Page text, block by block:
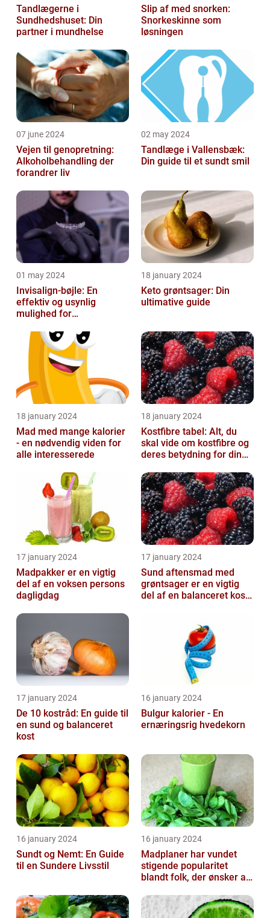
Tandlægerne i
Sundhedshuset: Din
partner i mundhelse
Slip af med snorken:
Snorkeskinne som
løsningen
07 june 2024
Vejen til genopretning:
Alkoholbehandling der
forandrer liv
02 may 2024
Tandlæge i Vallensbæk:
Din guide til et sundt smil
01 may 2024
Invisalign-bøjle: En
effektiv og usynlig
mulighed for
18 january 2024
Keto grøntsager: Din
ultimative guide
18 january 2024
Mad med mange kalorier
- en nødvendig viden for
alle interesserede
18 january 2024
Kostfibre tabel: Alt, du
skal vide om kostfibre og
deres betydning for din
17 january 2024
Madpakker er en vigtig
del af en voksen persons
dagligdag
17 january 2024
Sund aftensmad med
grøntsager er en vigtig
del af en balanceret kost,
17 january 2024
De 10 kostråd: En guide til
en sund og balanceret
kost
16 january 2024
Bulgur kalorier - En
ernæringsrig hvedekorn
16 january 2024
Sundt og Nemt: En Guide
til en Sundere Livsstil
16 january 2024
Madplaner har vundet
stigende popularitet
blandt folk, der ønsker at
deres...